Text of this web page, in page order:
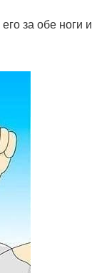
за обе ноги